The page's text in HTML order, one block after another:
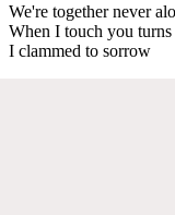
We're together never
When I touch you turns
I clammed to sorrow